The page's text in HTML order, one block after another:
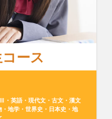
ース
英語・現代文・古文・漢文
地学・世界史・日本史・地